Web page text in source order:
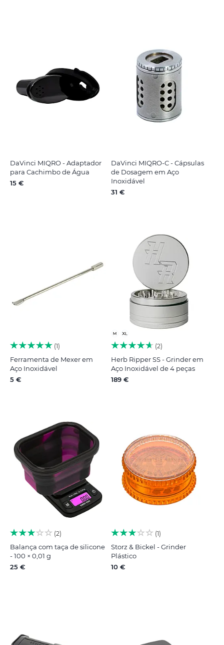
DaVinci MIQRO - Adaptador
para Cachimbo de Água
15 €
DaVinci MIQRO-C - Cápsulas
de Dosagem em Aço
Inoxidável
31 €
1
Ferramenta de Mexer em
Aço Inoxidável
5 €
2
Herb Ripper SS - Grinder em
Aço Inoxidável de 4 peças
189 €
2
Balança com taça de silicone
- 100 × 0,01 g
25 €
1
Storz & Bickel - Grinder
Plástico
10 €